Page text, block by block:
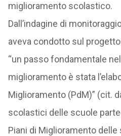
miglioramento scolastico.
Dall’indagine di
aveva condotto sul
“un passo fondamentale
miglioramento è stata
Miglioramento (PdM)” (cit.
scolastici delle scuole
Piani di Miglioramento